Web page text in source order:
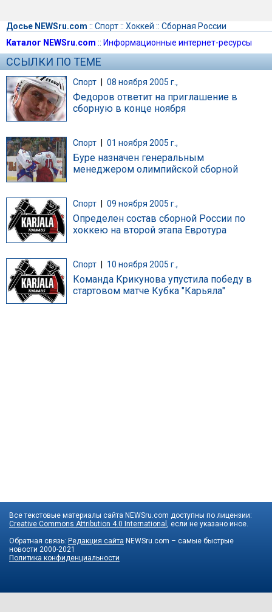
Досье NEWSru.com :: Спорт:: Хоккей :: Сборная России
Каталог NEWSru.com :: Информационные интернет-ресурсы
ССЫЛКИ ПО ТЕМЕ
Спорт | 08 ноября 2005 г.,
Федоров ответит на приглашение в
сборную в конце ноября
Спорт 01 ноября 2005 г.,
Буре назначен генеральным
менеджером олимпийской сборной
Спорт 09 ноября 2005 г.,
Определен состав сборной России по
хоккею на второй этапа Евротура
Спорт 10 ноября 2005 г.,
Команда Крикунова упустила победу в
стартовом матче Кубка "Карьяла"
Все текстовые материалы сайта NEWSru.com доступны по лицензии:
Creative Commons Attribution 4.0 International
, если не указано иное.
Обратная связь: Редакция сайта NEWSru.com – самые быстрые
новости 2000-2021
Политика конфиденциальности